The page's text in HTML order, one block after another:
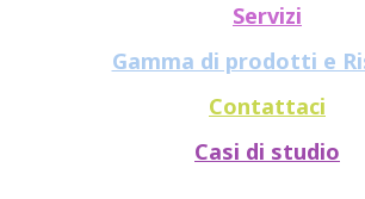
Servizi
Gamma di prodotti e
Contattaci
Casi di studio